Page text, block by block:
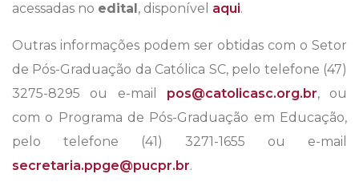
acessadas no edital , disponível aqui.
Outras informações podem ser obtidas com o Setor
de Pós-Graduação da Católica SC, pelo telefone (47)
3275-8295 ou e-mail pos@catolicasc.org.br, ou
com o Programa de Pós-Graduação em Educação,
pelo telefone (41) 3271-1655 ou e-mail
secretaria.ppge@pucpr.br.